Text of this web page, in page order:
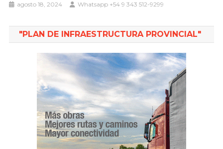
agosto 18, 2024 Whatsapp +54 9 343 512-9299
"PLAN DE INFRAESTRUCTURA PROVINCIAL"